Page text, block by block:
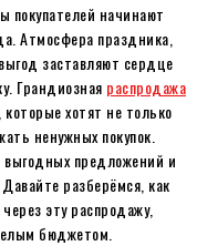
начинают
Атмосфера праздника,
заставляют сердце
Грандиозная распродажа
хотят не только
ненужных покупок.
выгодных предложений и
разберёмся, как
эту распродажу,
бюджетом.